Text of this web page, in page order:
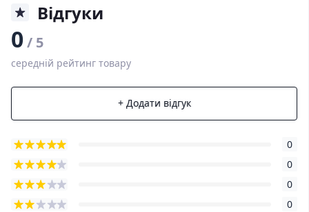
Відгуки
0/ 5
середній рейтинг товару
+ Додати відгук
0
0
0
0